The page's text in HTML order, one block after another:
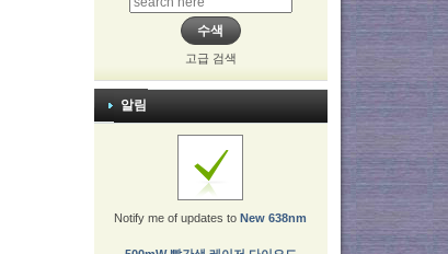
고급 검색
알림
Notify me of updates toNew 638nm